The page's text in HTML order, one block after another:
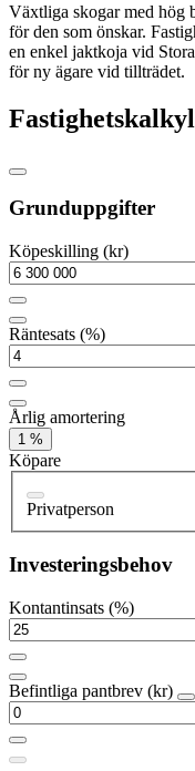
Växtliga skogar med hög
för den som önskar.
en enkel jaktkoja vid
för ny ägare vid tillträdet.
Fastighetskalkyl
Grunduppgifter
Köpeskilling (kr)
Räntesats (%)
Årlig amortering
1 %
Köpare
Privatperson
Investeringsbehov
Kontantinsats (%)
Befintliga pantbrev (kr)